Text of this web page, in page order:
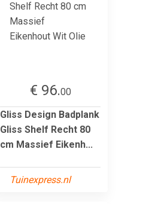
€ 96.00
Gliss Design Badplank
Gliss Shelf Recht 80
cm Massief Eikenh...
Tuinexpress.nl